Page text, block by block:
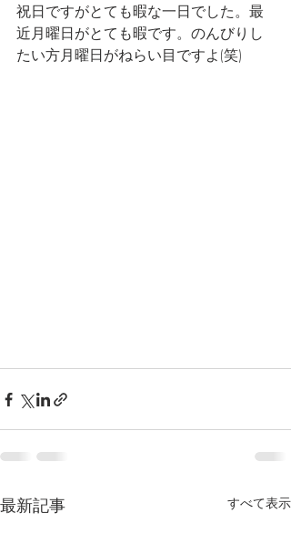
祝日ですがとても暇な一日でした。最
近月曜日がとても暇です。のんびりし
たい方月曜日がねらい目ですよ(笑)
最新記事 すべて表示